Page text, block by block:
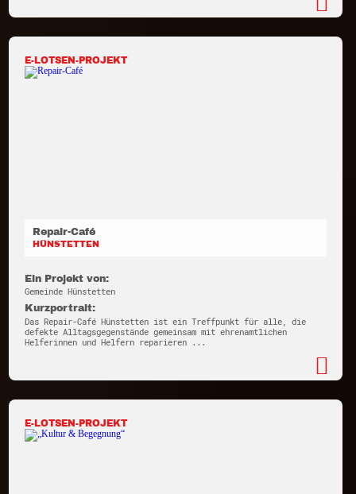
E-LOTSEN-PROJEKT
Repair-Café
HÜNSTETTEN
Ein Projekt von:
Gemeinde Hünstetten
Kurzportrait:
Das Repair-Café Hünstetten ist ein Treffpunkt für alle, die
defekte Alltagsgegenstände gemeinsam mit ehrenamtlichen
Helferinnen und Helfern reparieren ...
E-LOTSEN-PROJEKT